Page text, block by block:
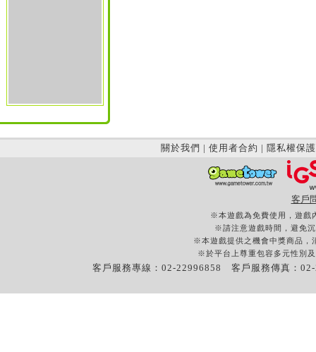
關於我們 | 使用者合約 | 隱私權保護
客戶
※本遊戲為免費使用，遊戲
※請注意遊戲時間，避免
※本遊戲提供之機會中獎商品，
※於平台上尊重包容多元性別
客戶服務專線：02-22996858 客戶服務傳真：